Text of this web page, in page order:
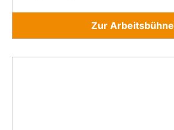
Zur Arbeitsbühne